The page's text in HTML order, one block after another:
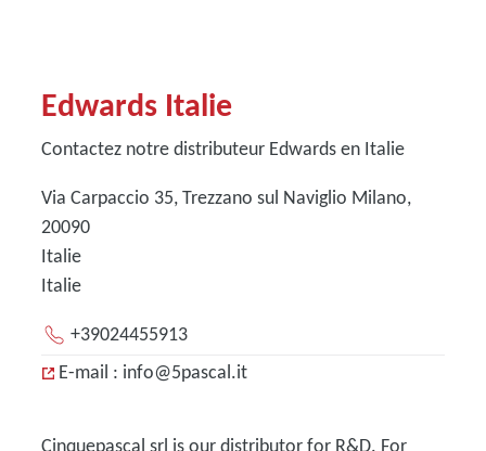
Edwards Italie
Contactez notre distributeur Edwards en Italie
Via Carpaccio 35, Trezzano sul Naviglio Milano,
20090
Italie
Italie
+39024455913
E-mail : info@5pascal.it
Cinquepascal srl is our distributor for R&D. For